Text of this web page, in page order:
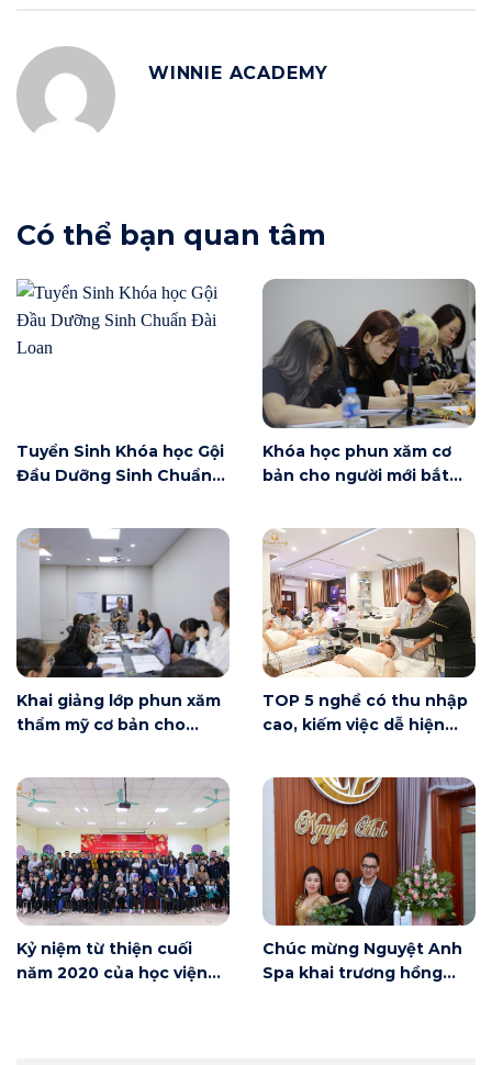
WINNIE ACADEMY
Có thể bạn quan tâm
Tuyển Sinh Khóa học Gội
Đầu Dưỡng Sinh Chuẩn
Khóa học phun xăm cơ
bản cho người mới bắt
có gì?
Khai giảng lớp phun xăm
thẩm mỹ cơ bản cho
Nội
TOP 5 nghề có thu nhập
cao, kiếm việc dễ hiện
Kỷ niệm từ thiện cuối
năm 2020 của học viện
Chúc mừng Nguyệt Anh
Spa khai trương hồng